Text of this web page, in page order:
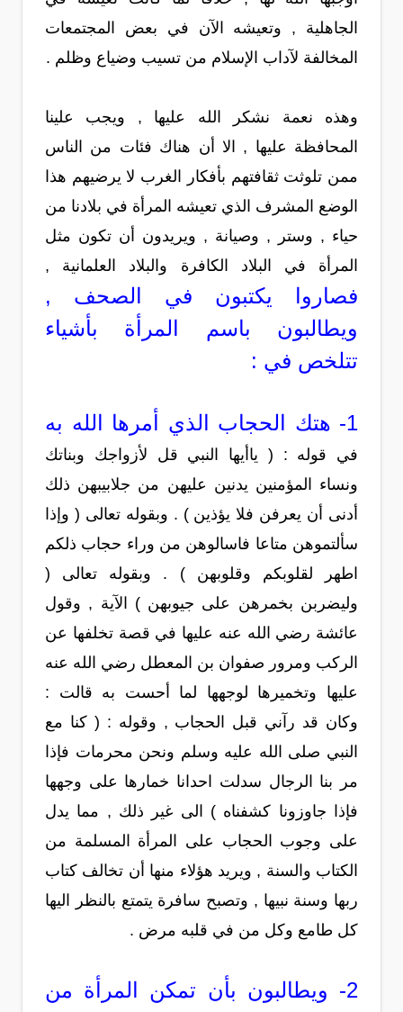
الجاهلية , وتعيشه الآن في بعض المجتمعات
المخالفة لآداب الإسلام من تسيب وضياع وظلم .
وهذه نعمة نشكر الله عليها , ويجب علينا
المحافظة عليها , الا أن هناك فئات من الناس
ممن تلوثت ثقافتهم بأفكار الغرب لا يرضيهم هذا
الوضع المشرف الذي تعيشه المرأة في بلادنا من
حياء , وستر , وصيانة , ويريدون أن تكون مثل
المرأة في البلاد الكافرة والبلاد العلمانية ,
فصاروا يكتبون في الصحف ,
ويطالبون باسم المرأة بأشياء
تتلخص في :
1- هتك الحجاب الذي أمرها الله به
في قوله : ( ياأيها النبي قل لأزواجك وبناتك
ونساء المؤمنين يدنين عليهن من جلابيبهن ذلك
أدنى أن يعرفن فلا يؤذين ) . وبقوله تعالى ( وإذا
سألتموهن متاعا فاسالوهن من وراء حجاب ذلكم
اطهر لقلوبكم وقلوبهن ) . وبقوله تعالى (
وليضربن بخمرهن على جيوبهن ) الآية , وقول
عائشة رضي الله عنه عليها في قصة تخلفها عن
الركب ومرور صفوان بن المعطل رضي الله عنه
عليها وتخميرها لوجهها لما أحست به قالت :
وكان قد رآني قبل الحجاب , وقوله : ( كنا مع
النبي صلى الله عليه وسلم ونحن محرمات فإذا
مر بنا الرجال سدلت احدانا خمارها على وجهها
فإذا جاوزونا كشفناه ) الى غير ذلك , مما يدل
على وجوب الحجاب على المرأة المسلمة من
الكتاب والسنة , ويريد هؤلاء منها أن تخالف كتاب
ربها وسنة نبيها , وتصبح سافرة يتمتع بالنظر اليها
كل طامع وكل من في قلبه مرض .
2- ويطالبون بأن تمكن المرأة من